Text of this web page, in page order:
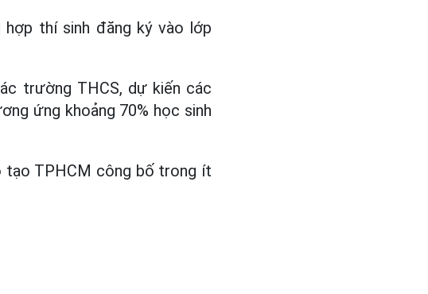
thí sinh đăng ký vào lớp
trường THCS, dự kiến các
ứng khoảng 70% học sinh
tạo TPHCM công bố trong ít